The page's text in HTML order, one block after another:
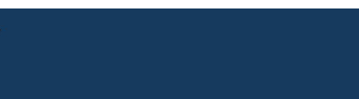
documento